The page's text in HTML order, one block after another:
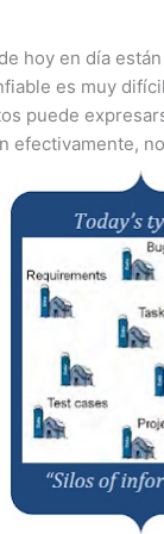
hoy en día
es muy
puede
efectivamente,